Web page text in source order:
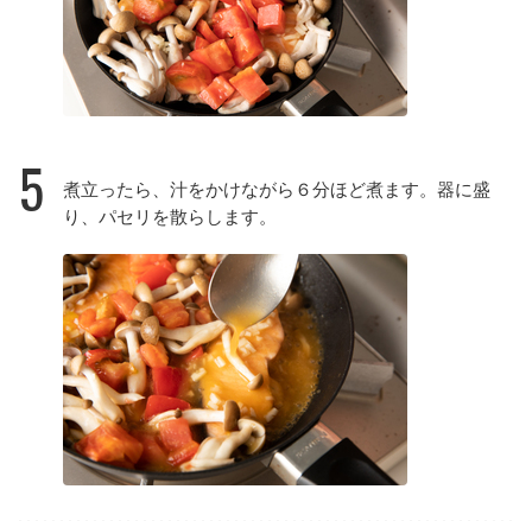
5
煮立ったら、汁をかけながら６分ほど煮ます。器に盛
り、パセリを散らします。